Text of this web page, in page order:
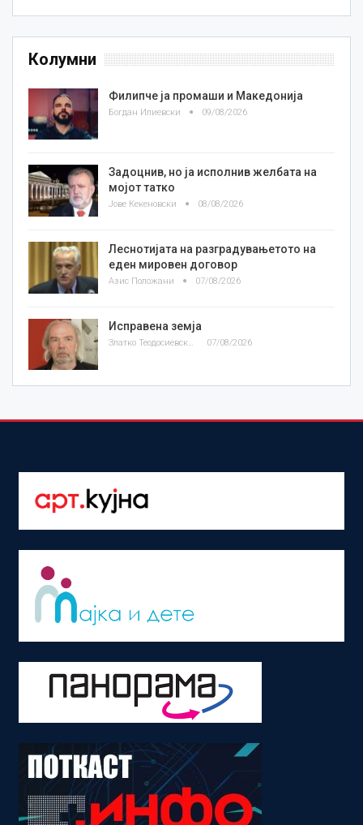
Колумни
Филипче ја промаши и Македонија
Богдан Илиевски 09/08/2026
Задоцнив, но ја исполнив желбата на
мојот татко
Јове Кекеновски 08/08/2026
Леснотијата на разградувањетото на
еден мировен договор
Азис Положани 07/08/2026
Исправена земја
07/08/2026